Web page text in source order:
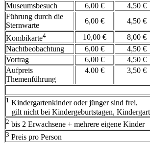
Museumsbesuch 6,00 € 4,50 €
Führung durch die
Sternwarte
6,00 € 4,50 €
Kombikarte4 10,00 € 8,00 €
Nachtbeobachtung
6,00 € 4,50 €
Vortrag
6,00 € 4,50 €
Aufpreis
Themenführung
4.00 € 3,50 €
1 Kindergartenkinder oder jünger sind frei,
gilt nicht bei Kindergeburtstagen,
2 bis 2 Erwachsene + mehrere eigene Kinder
3 Preis pro Person